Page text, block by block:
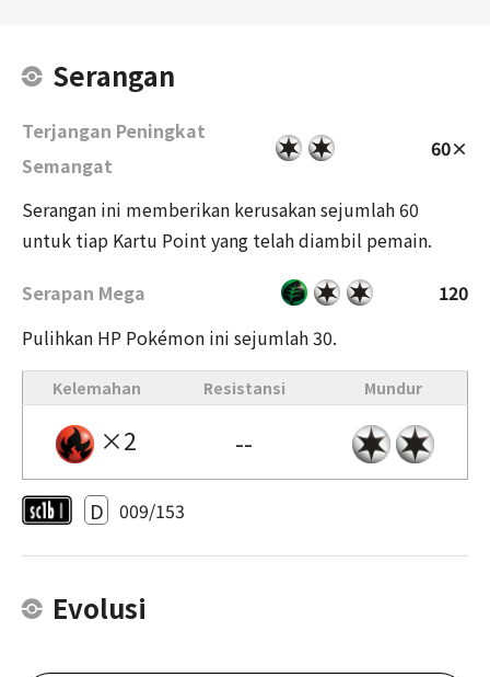
Serangan
Terjangan Peningkat
Semangat
60×
Serangan ini memberikan kerusakan sejumlah 60
untuk tiap Kartu Point yang telah diambil pemain.
Serapan Mega
120
Pulihkan HP Pokémon ini sejumlah 30.
Kelemahan Resistansi Mundur
×2 --
D 009/153
Evolusi